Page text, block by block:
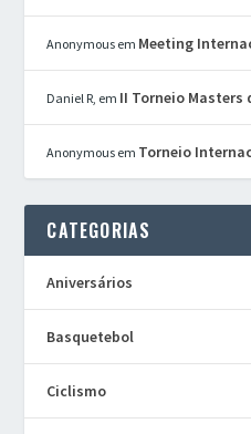
Anonymous em Meeting
Daniel R, em II Torneio
Anonymous em Torneio
CATEGORIAS
Aniversários
Basquetebol
Ciclismo